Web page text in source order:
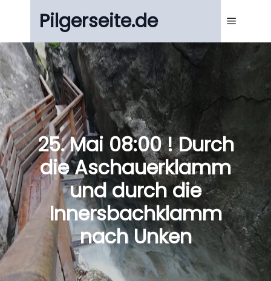
Pilgerseite.de
25. Mai 08:00 ! Durch
die Aschauerklamm
und durch die
Innersbachklamm
nach Unken